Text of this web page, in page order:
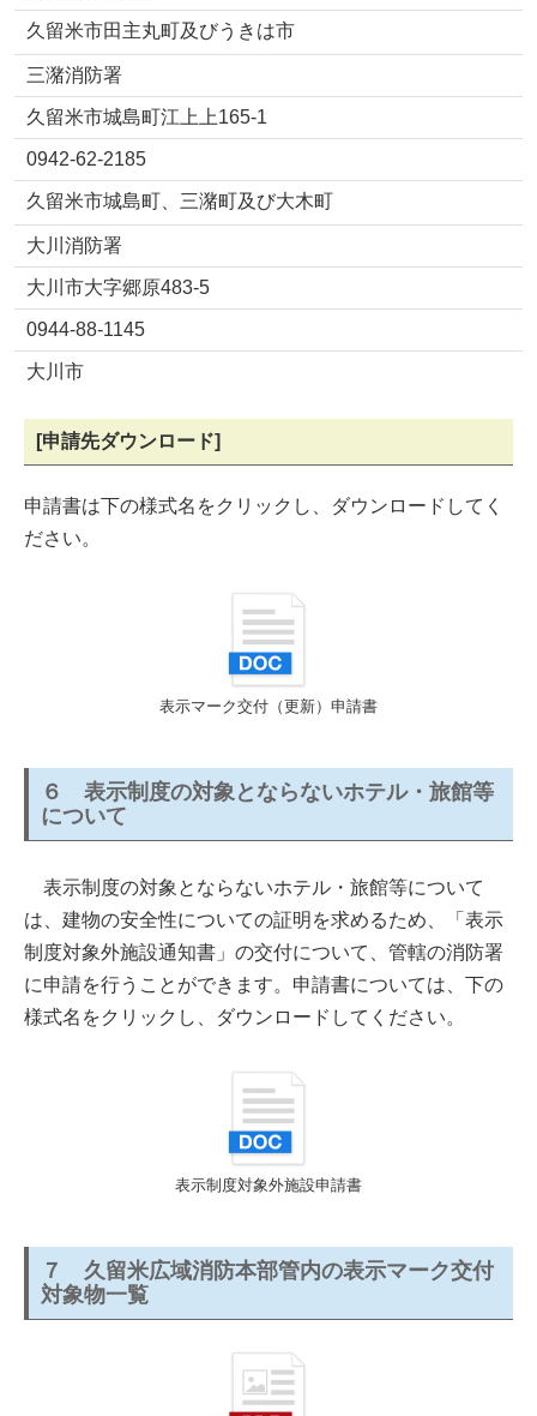
久留米市田主丸町及びうきは市
三潴消防署
久留米市城島町江上上165-1
0942-62-2185
久留米市城島町、三潴町及び大木町
大川消防署
大川市大字郷原483-5
0944-88-1145
大川市
[申請先ダウンロード]
申請書は下の様式名をクリックし、ダウンロードしてく
ださい。
表示マーク交付（更新）申請書
６ 表示制度の対象とならないホテル・旅館等
について
表示制度の対象とならないホテル・旅館等について
は、建物の安全性についての証明を求めるため、「表示
制度対象外施設通知書」の交付について、管轄の消防署
に申請を行うことができます。申請書については、下の
様式名をクリックし、ダウンロードしてください。
表示制度対象外施設申請書
７ 久留米広域消防本部管内の表示マーク交付
対象物一覧